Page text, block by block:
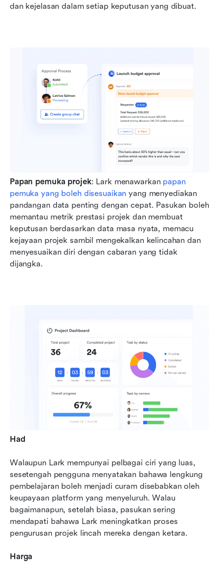
dan kejelasan dalam setiap keputusan yang dibuat.
Papan pemuka projek: Lark menawarkan papan
pemuka yang boleh disesuaikan yang menyediakan
pandangan data penting dengan cepat. Pasukan boleh
memantau metrik prestasi projek dan membuat
keputusan berdasarkan data masa nyata, memacu
kejayaan projek sambil mengekalkan kelincahan dan
menyesuaikan diri dengan cabaran yang tidak
dijangka.
Had
Walaupun Lark mempunyai pelbagai ciri yang luas,
sesetengah pengguna menyatakan bahawa lengkung
pembelajaran boleh menjadi curam disebabkan oleh
keupayaan platform yang menyeluruh. Walau
bagaimanapun, setelah biasa, pasukan sering
mendapati bahawa Lark meningkatkan proses
pengurusan projek lincah mereka dengan ketara.
Harga